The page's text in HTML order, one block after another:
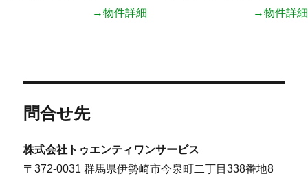
→物件詳細
→物件詳細
問合せ先
株式会社トゥエンティワンサービス
〒372-0031 群馬県伊勢崎市今泉町二丁目338番地8